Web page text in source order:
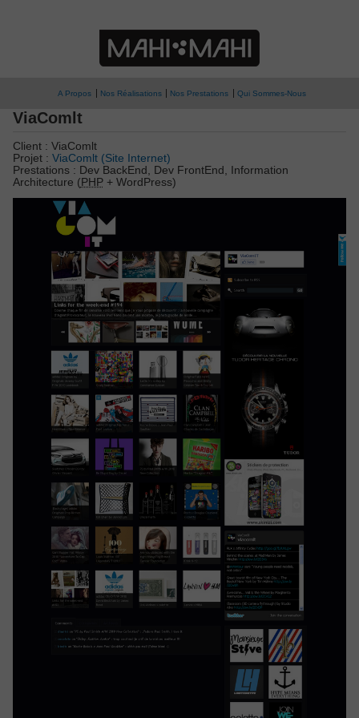
A Propos Nos Réalisations Nos Prestations Qui Sommes-Nous
ViaComlt
Client : ViaComlt
Projet : ViaComlt (Site Internet)
Prestations : Dev BackEnd, Dev FrontEnd, Information
Architecture ( PHP+ WordPress)